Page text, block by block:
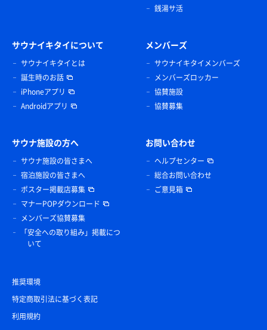
銭湯サ活
サウナイキタイについて
サウナイキタイとは
誕生時のお話
iPhoneアプリ
Androidアプリ
メンバーズ
サウナイキタイメンバーズ
メンバーズロッカー
協賛施設
協賛募集
サウナ施設の方へ
サウナ施設の皆さまへ
宿泊施設の皆さまへ
ポスター掲載店募集
マナーPOPダウンロード
メンバーズ協賛募集
「安全への取り組み」掲載につ
いて
お問い合わせ
ヘルプセンター
総合お問い合わせ
ご意見箱
推奨環境
特定商取引法に基づく表記
利用規約